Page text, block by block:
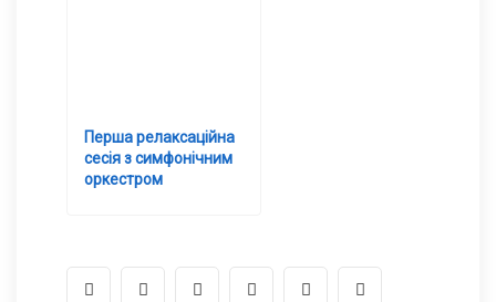
Перша релаксаційна
сесія з симфонічним
оркестром